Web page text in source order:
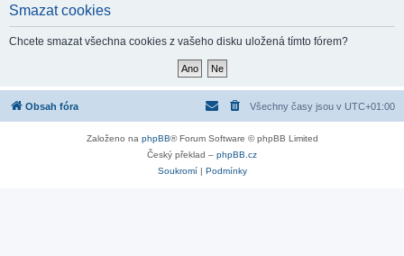
Smazat cookies
Chcete smazat všechna cookies z vašeho disku uložená tímto fórem?
Obsah fóra Všechny časy jsou v UTC+01:00
Založeno na phpBB® Forum Software © phpBB Limited
Český překlad – phpBB.cz
Soukromí| Podmínky